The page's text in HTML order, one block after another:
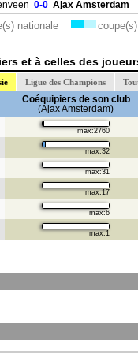
0-0 Ajax Amsterdam
nationale
et à celles des
Ligue des Champions
Coéquipiers de son club
(Ajax Amsterdam)
max:2760
max:32
max:31
max:17
max:6
max:1